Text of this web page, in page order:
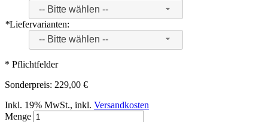
-- Bitte wählen --
*Liefervarianten:
-- Bitte wählen --
* Pflichtfelder
Sonderpreis: 229,00 €
Inkl. 19% MwSt., inkl. Versandkosten
Menge